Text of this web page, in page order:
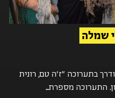
שמלה
בתערוכה "ז'ה טם, רונית
התערוכה מספרת...